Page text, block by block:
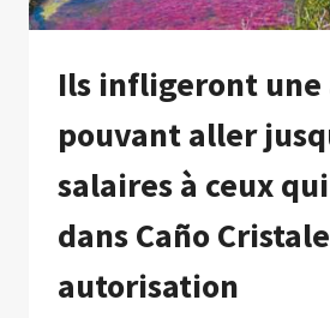
Ils infligeront une
pouvant aller
salaires à ceux
dans Caño
autorisation